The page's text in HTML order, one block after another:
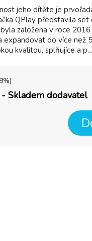
jeho dítěte je
QPlay představila set
založena v roce
do více než
kvalitou, splňujíce a p...
%)
Skladem dodavatel